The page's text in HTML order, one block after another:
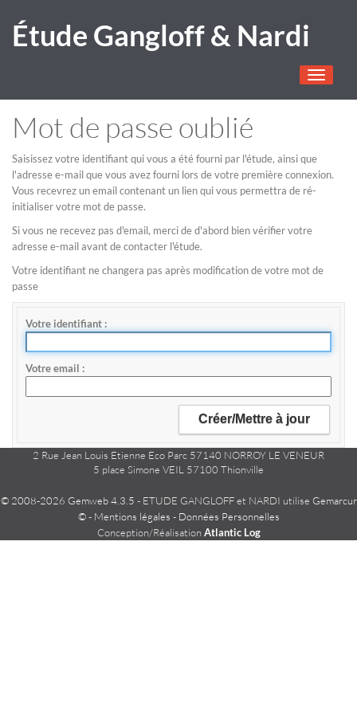
Étude Gangloff & Nardi
Toggle
Mot de passe oublié
Saisissez votre identifiant qui vous a été fourni par l'étude, ainsi que
l'adresse e-mail que vous avez fourni lors de votre première connexion.
Vous recevrez un email contenant un lien qui vous permettra de ré-
initialiser votre mot de passe.
Si vous ne recevez pas d'email, merci de d'abord bien vérifier votre
adresse e-mail avant de contacter l'étude.
Votre identifiant ne changera pas après modification de votre mot de
passe
Votre identifiant
Votre email
2 Rue Jean Louis Etienne Eco Parc 57140 NORROY LE VENEUR
5 place Simone VEIL 57100 Thionville
© 2008-2026 Gemweb 4.3.5 - ETUDE GANGLOFF et NARDI utilise Gemarcur
©- Mentions légales - Données Personnelles
Conception/Réalisation Atlantic Log